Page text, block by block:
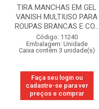
TIRA MANCHAS EM GEL
VANISH MULTIUSO PARA
ROUPAS BRANCAS E CO...
Código: 11240
Embalagem: Unidade
Caixa contém 3 unidade(s)
Faça seu login ou
cadastre-se para ver
preços e comprar